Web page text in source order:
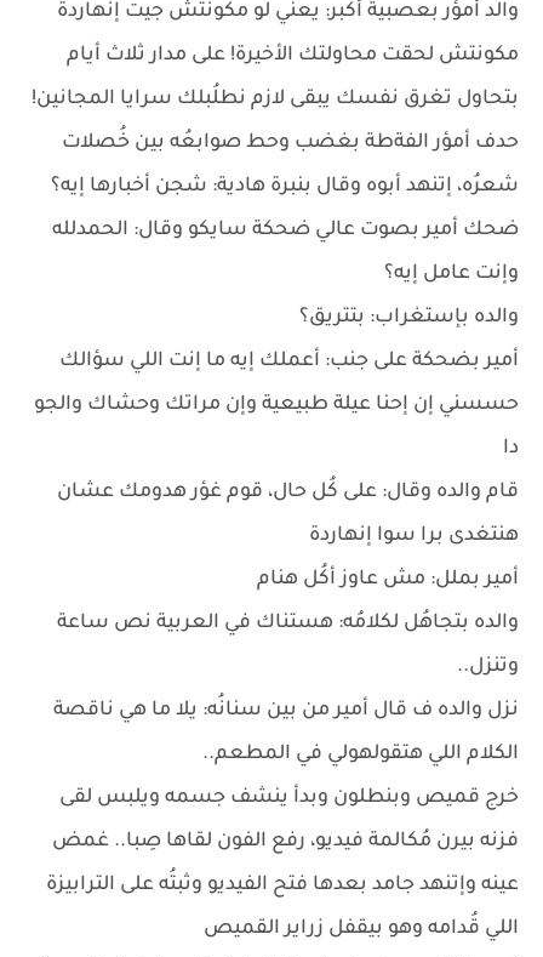
والد أمؤر بعصبية أكبر: يعني لو مكونتش جيت إنهاردة
مكونتش لحقت محاولتك الأخيرة! على مدار ثلاث أيام
بتحاول تغرق نفسك يبقى لازم نطلُبلك سرايا المجانين!
حدف أمؤر الفةطة بغضب وحط صوابعُه بين خُصلات
شعرُه، إتنهد أبوه وقال بنبرة هادية: شجن أخبارها إيه؟
ضحك أمير بصوت عالي ضحكة سايكو وقال: الحمدلله
وإنت عامل إيه؟
والده بإستغراب: بتتريق؟
أمير بضحكة على جنب: أعملك إيه ما إنت اللي سؤالك
حسسني إن إحنا عيلة طبيعية وإن مراتك وحشاك والجو
دا
قام والده وقال: على كُل حال، قوم غؤر هدومك عشان
هنتغدى برا سوا إنهاردة
أمير بملل: مش عاوز أكُل هنام
والده بتجاهُل لكلامُه: هستناك في العربية نص ساعة
وتنزل..
نزل والده ف قال أمير من بين سنانُه: يلا ما هي ناقصة
الكلام اللي هتقولهولي في المطعم..
خرج قميص وبنطلون وبدأ ينشف جسمه ويلبس لقى
فزنه بيرن مُكالمة فيديو، رفع الفون لقاها صِبا.. غمض
عينه وإتنهد جامد بعدها فتح الفيديو وثبتُه على الترابيزة
اللي قُدامه وهو بيقفل زراير القميص